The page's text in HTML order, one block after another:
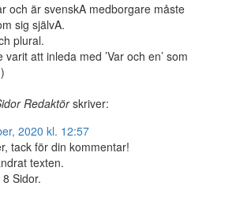
och är svenskA medborgare måste
sig självA.
plural.
att inleda med ’Var och en’ som
Redaktör skriver:
2020 kl. 12:57
tack för din kommentar!
texten.
Sidor.